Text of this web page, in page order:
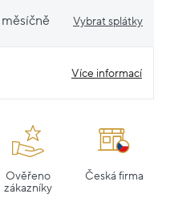
měsíčně Vybrat splátky
Více informací
Ověřeno
zákazníky
Česká firma